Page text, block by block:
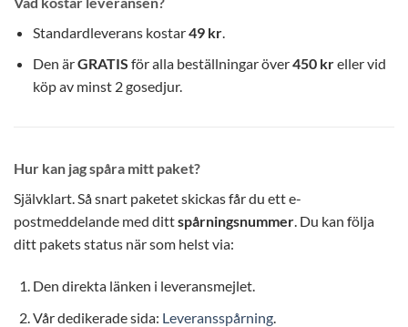
Standardleverans kostar49 kr.
Den ärGRATIS för alla beställningar över450 kreller vid
köp av minst 2 gosedjur.
Hur kan jag spåra mitt paket?
Självklart. Så snart paketet skickas får du ett e-
postmeddelande med dittspårningsnummer. Du kan följa
ditt pakets status när som helst via:
Den direkta länken i leveransmejlet.
Vår dedikerade sida: Leveransspårning.